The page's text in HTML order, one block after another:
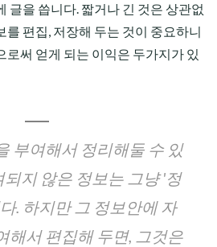
글을 씁니다. 짧거나 긴 것은 상관없
를 편집, 저장해 두는 것이 중요하니
로써 얻게 되는 이익은 두가지가 있
부여해서 정리해둘 수 있
되지 않은 정보는 그냥 '정
. 하지만 그 정보안에 자
해서 편집해 두면, 그것은